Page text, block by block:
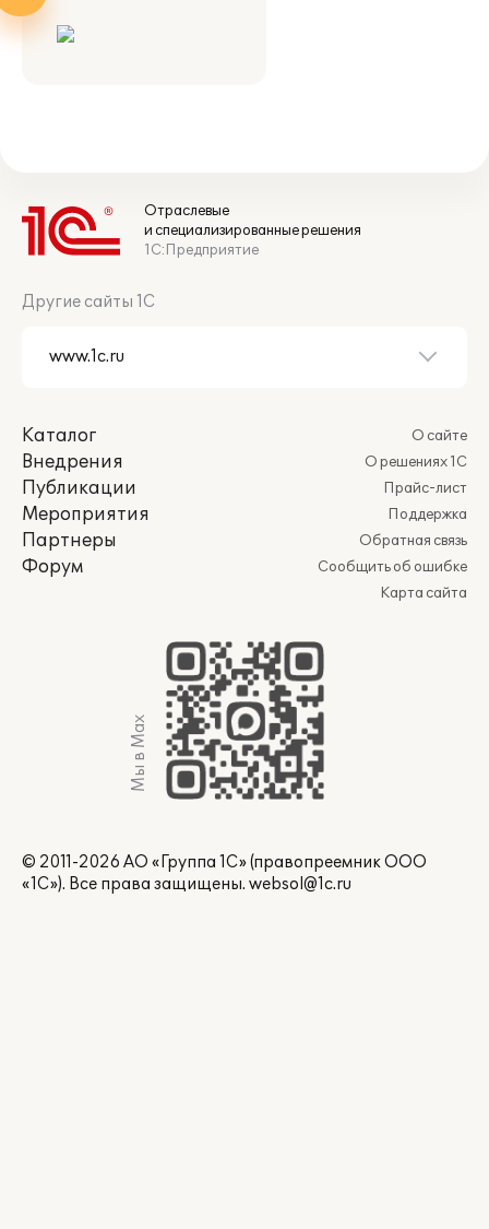
Отраслевые
и специализированные решения
1С:Предприятие
Другие сайты 1С
Каталог
Внедрения
Публикации
Мероприятия
Партнеры
Форум
О сайте
О решениях 1С
Прайс-лист
Поддержка
Обратная связь
Сообщить об ошибке
Карта сайта
Мы в Max
© 2011-2026 АО «Группа 1С» (правопреемник ООО
«1С»). Все права защищены. websol@1c.ru